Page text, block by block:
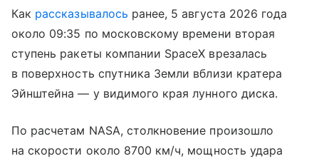
Как рассказывалось ранее, 5 августа 2026 года
около 09:35 по московскому времени вторая
ступень ракеты компании SpaceX врезалась
в поверхность спутника Земли вблизи кратера
Эйнштейна — у видимого края лунного диска.
По расчетам NASA, столкновение произошло
на скорости около 8700 км/ч, мощность удара